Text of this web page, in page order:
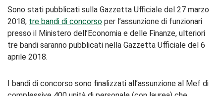
Sono stati pubblicati sulla Gazzetta Ufficiale del 27 marzo
2018, tre bandi di concorso per l’assunzione di funzionari
presso il Ministero dell’Economia e delle Finanze, ulteriori
tre bandi saranno pubblicati nella Gazzetta Ufficiale del 6
aprile 2018.
I bandi di concorso sono finalizzati all’assunzione al Mef di